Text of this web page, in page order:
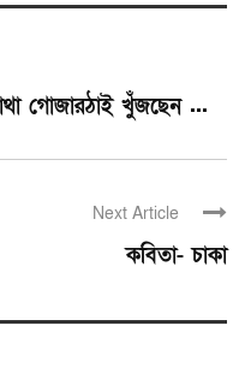
গোজারঠাই খুঁজছেন ...
Next Article
কবিতা- চাকা